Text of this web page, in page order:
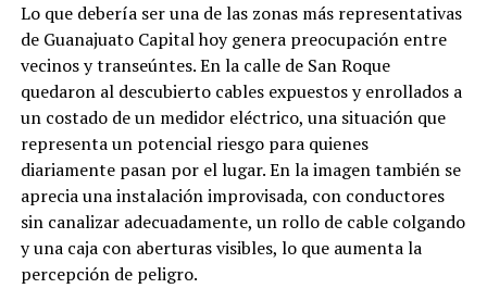
Lo que debería ser una de las zonas más representativas
de Guanajuato Capital hoy genera preocupación entre
vecinos y transeúntes. En la calle de San Roque
quedaron al descubierto cables expuestos y enrollados a
un costado de un medidor eléctrico, una situación que
representa un potencial riesgo para quienes
diariamente pasan por el lugar. En la imagen también se
aprecia una instalación improvisada, con conductores
sin canalizar adecuadamente, un rollo de cable colgando
y una caja con aberturas visibles, lo que aumenta la
percepción de peligro.